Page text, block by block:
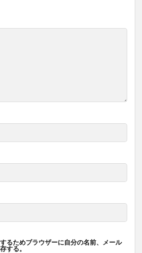
るためブラウザーに自分の名前、メール
する。